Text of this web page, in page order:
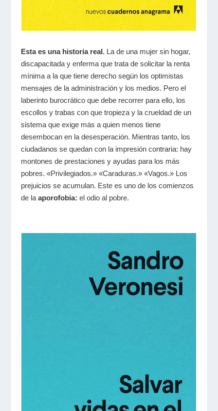
Esta es una historia real.La de una mujer sin hogar,
discapacitada y enferma que trata de solicitar la renta
mínima a la que tiene derecho según los optimistas
mensajes de la administración y los medios. Pero el
laberinto burocrático que debe recorrer para ello, los
escollos y trabas con que tropieza y la crueldad de un
sistema que exige más a quien menos tiene
desembocan en la desesperación. Mientras tanto, los
ciudadanos se quedan con la impresión contraria: hay
montones de prestaciones y ayudas para los más
pobres. «Privilegiados.» «Caraduras.» «Vagos.» Los
prejuicios se acumulan. Este es uno de los comienzos
de la aporofobia: el odio al pobre.